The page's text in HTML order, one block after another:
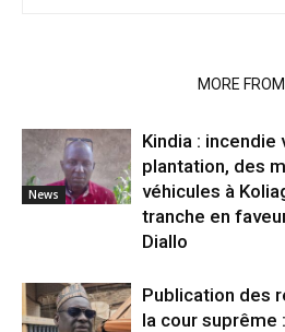
MORE
News
Kindia : incendie
plantation, des
véhicules à
tranche en
Diallo
Publication des
la cour suprême